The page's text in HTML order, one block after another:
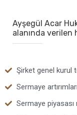
Ayşegül Acar
alanında verilen
Şirket genel kurul
Sermaye
Sermaye piyasası